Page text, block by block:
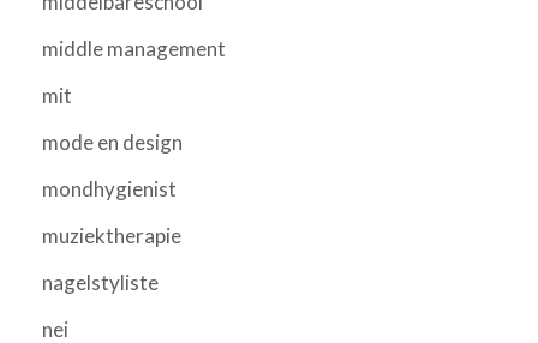
middle management
mit
mode en design
mondhygienist
muziektherapie
nagelstyliste
nei